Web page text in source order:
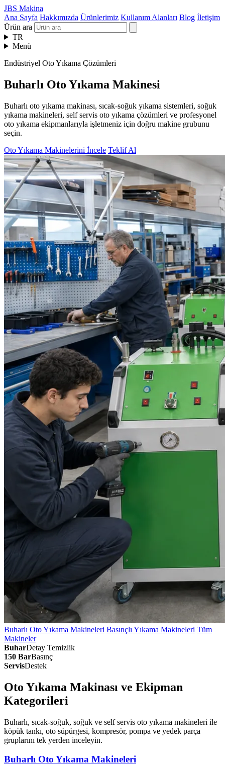
JBS Makina
Ana Sayfa Hakkımızda Ürünlerimiz Kullanım Alanları Blog İletişim
Ürün ara
TR
Menü
Endüstriyel Oto Yıkama Çözümleri
Buharlı Oto Yıkama Makinesi
Buharlı oto yıkama makinası, sıcak-soğuk yıkama sistemleri, soğuk
yıkama makineleri, self servis oto yıkama çözümleri ve profesyonel
oto yıkama ekipmanlarıyla işletmeniz için doğru makine grubunu
seçin.
Oto Yıkama Makinelerini İncele Teklif Al
Buharlı Oto Yıkama Makineleri Basınçlı Yıkama Makineleri Tüm
Makineler
BuharDetay Temizlik
150 BarBasınç
ServisDestek
Oto Yıkama Makinası ve Ekipman
Kategorileri
Buharlı, sıcak-soğuk, soğuk ve self servis oto yıkama makineleri ile
köpük tankı, oto süpürgesi, kompresör, pompa ve yedek parça
gruplarını tek yerden inceleyin.
Buharlı Oto Yıkama Makineleri